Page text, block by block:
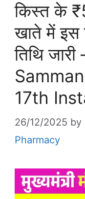
किस्त के
खाते में इस
तिथि
17th
26/12/2025 by
Pharmacy